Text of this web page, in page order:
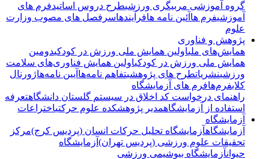
گروه آموزشی مربیگری ورزشیطرح دروس اساتیدفرم های
آموزشیفرم هاآئین نامه هافرآیندهاسرفصل های مصوب وزارت
علوم
پژوهش و فناوری
همایش‌های ملیاولین همایش ملی ورزش در کودکیدومین
همایش ملی ورزش در کودکیاولین همایش فناوری‌های سلامت
ورزشینشریاتطرح های پژوهشیتفاهم نامه‌هاآیین نامه‌هاژورنال
کلابفرم‌هافرم های آزمایشگاه
راهنمای درخواست کد اخلاق در سیستم گلستان دانشگاهتعرفه
استفاده از آزمایشگاهمدیر پژوهشکده علوم حرکتیاختراعات
آزمایشگاه
آزمایشگاهآزمایشگاه تحلیل حرکات انسان (پردیس کرج)مرکز
تحقیقات علوم ورزشی (پردیس تهران)آزمایشگاه
حیوانآزمایشگاه بیوشیمی ورزشی